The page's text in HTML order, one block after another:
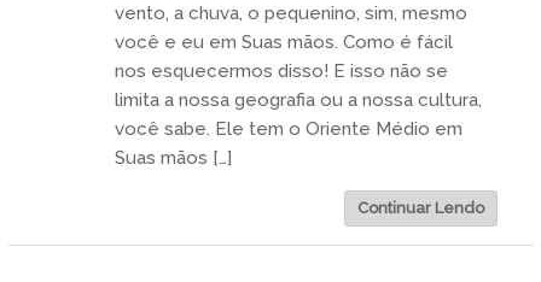
vento, a chuva, o pequenino, sim, mesmo
você e eu em Suas mãos. Como é fácil
nos esquecermos disso! E isso não se
limita a nossa geografia ou a nossa cultura,
você sabe. Ele tem o Oriente Médio em
Suas mãos […]
Continuar Lendo